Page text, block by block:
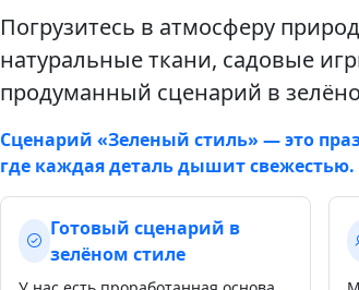
Погрузитесь в атмосферу
натуральные ткани, садовые
продуманный сценарий в
Сценарий «Зеленый стиль» — это
где каждая деталь дышит свежестью.
Готовый сценарий в
зелёном стиле